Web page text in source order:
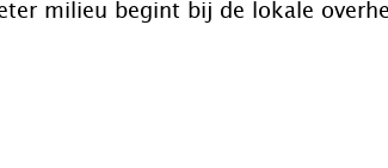
milieu begint bij de lokale